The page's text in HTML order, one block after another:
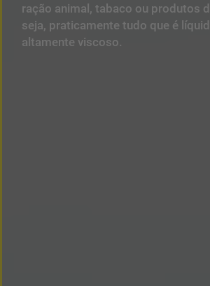
ração animal, tabaco ou produtos
seja, praticamente tudo que é
altamente viscoso.